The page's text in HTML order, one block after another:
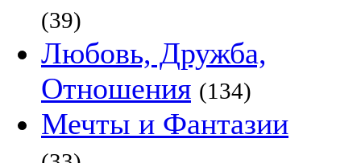
(39)
Любовь, Дружба,
Отношения (134)
Мечты и Фантазии